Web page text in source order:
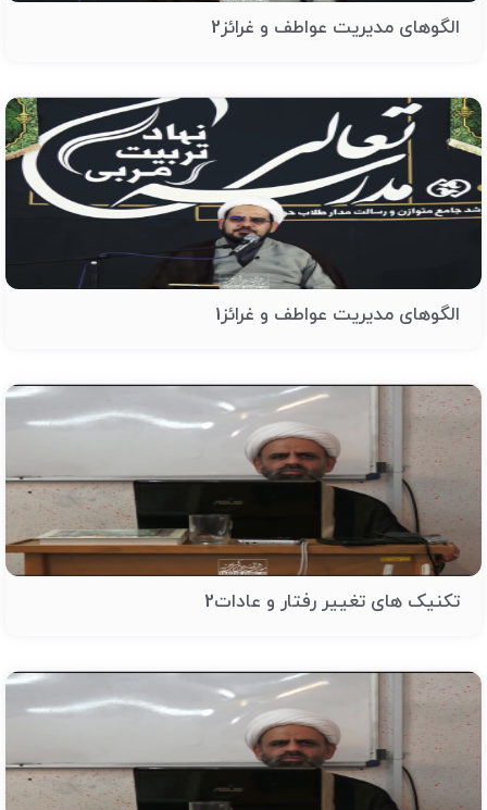
الگوهای مدیریت عواطف و غرائز2
الگوهای مدیریت عواطف و غرائز1
تکنیک های تغییر رفتار و عادات2